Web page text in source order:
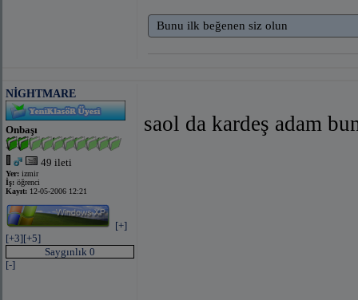
Bunu ilk beğenen siz olun
NİGHTMARE
Onbaşı
49 ileti
Yer: izmir
İş: öğrenci
Kayıt: 12-05-2006 12:21
[+]
[+3][+5]
Saygınlık 0
[-]
saol da kardeş adam